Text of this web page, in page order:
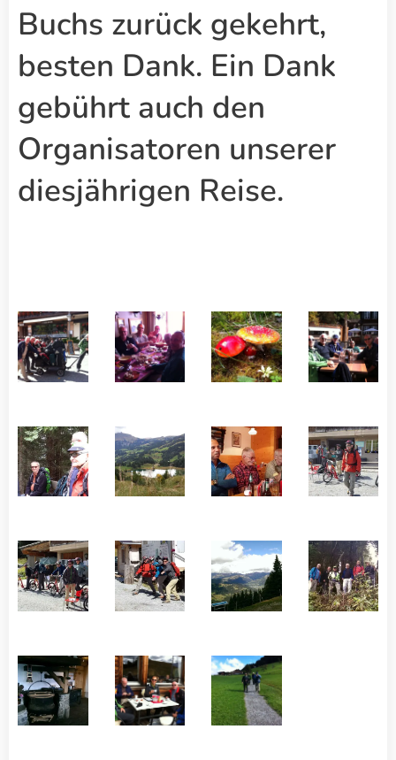
Buchs zurück gekehrt,
besten Dank. Ein Dank
gebührt auch den
Organisatoren unserer
diesjährigen Reise.